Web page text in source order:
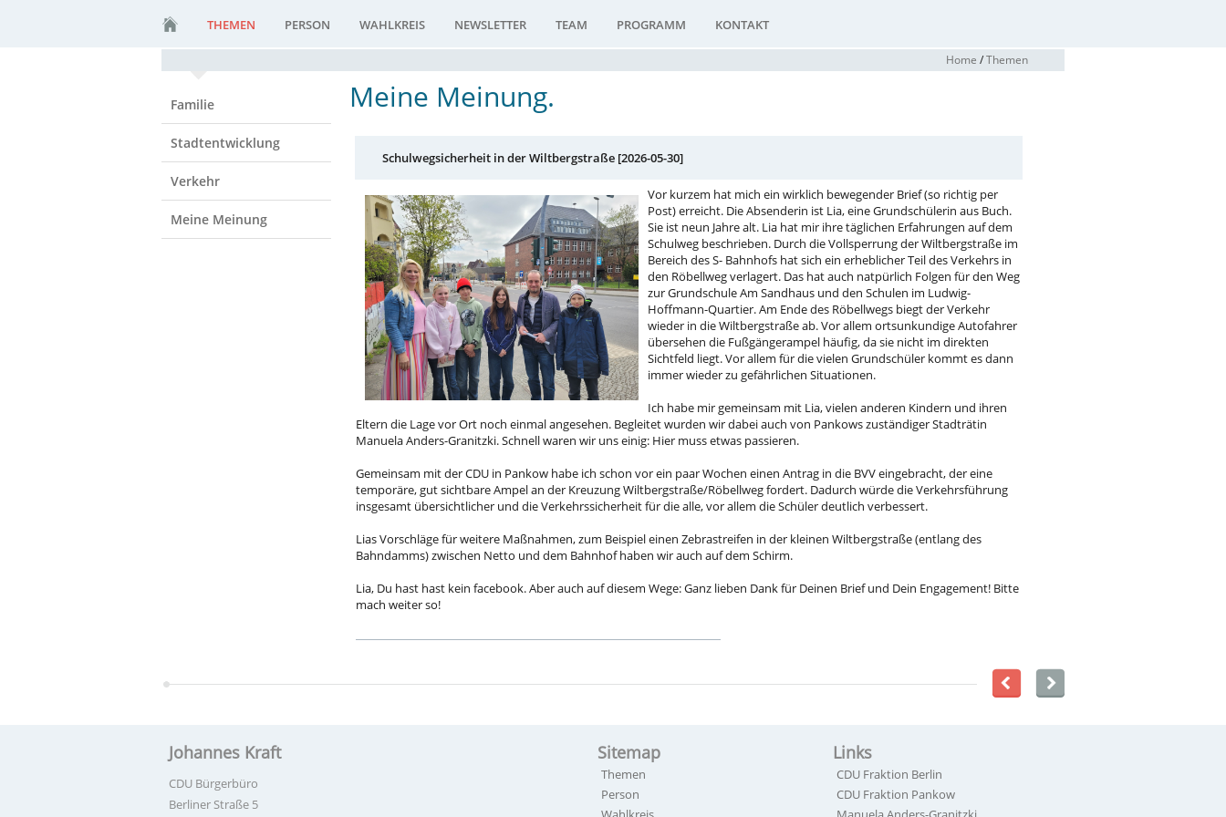
THEMEN PERSON WAHLKREIS NEWSLETTER TEAM PROGRAMM KONTAKT
Home /Themen
Familie
Stadtentwicklung
Verkehr
Meine Meinung
Meine Meinung.
Schulwegsicherheit in der Wiltbergstraße [2026-05-30]
Vor kurzem hat mich ein wirklich bewegender Brief (so richtig per
Post) erreicht. Die Absenderin ist Lia, eine Grundschülerin aus Buch.
Sie ist neun Jahre alt. Lia hat mir ihre täglichen Erfahrungen auf dem
Schulweg beschrieben. Durch die Vollsperrung der Wiltbergstraße im
Bereich des S- Bahnhofs hat sich ein erheblicher Teil des Verkehrs in
den Röbellweg verlagert. Das hat auch natpürlich Folgen für den Weg
zur Grundschule Am Sandhaus und den Schulen im Ludwig-
Hoffmann-Quartier. Am Ende des Röbellwegs biegt der Verkehr
wieder in die Wiltbergstraße ab. Vor allem ortsunkundige Autofahrer
übersehen die Fußgängerampel häufig, da sie nicht im direkten
Sichtfeld liegt. Vor allem für die vielen Grundschüler kommt es dann
immer wieder zu gefährlichen Situationen.
Ich habe mir gemeinsam mit Lia, vielen anderen Kindern und ihren
Eltern die Lage vor Ort noch einmal angesehen. Begleitet wurden wir dabei auch von Pankows zuständiger Stadträtin
Manuela Anders-Granitzki. Schnell waren wir uns einig: Hier muss etwas passieren.
Gemeinsam mit der CDU in Pankow habe ich schon vor ein paar Wochen einen Antrag in die BVV eingebracht, der eine
temporäre, gut sichtbare Ampel an der Kreuzung Wiltbergstraße/Röbellweg fordert. Dadurch würde die Verkehrsführung
insgesamt übersichtlicher und die Verkehrssicherheit für die alle, vor allem die Schüler deutlich verbessert.
Lias Vorschläge für weitere Maßnahmen, zum Beispiel einen Zebrastreifen in der kleinen Wiltbergstraße (entlang des
Bahndamms) zwischen Netto und dem Bahnhof haben wir auch auf dem Schirm.
Lia, Du hast hast kein facebook. Aber auch auf diesem Wege: Ganz lieben Dank für Deinen Brief und Dein Engagement! Bitte
mach weiter so!
Johannes Kraft
CDU Bürgerbüro
Berliner Straße 5
Sitemap
Themen
Person
Links
CDU Fraktion Berlin
CDU Fraktion Pankow